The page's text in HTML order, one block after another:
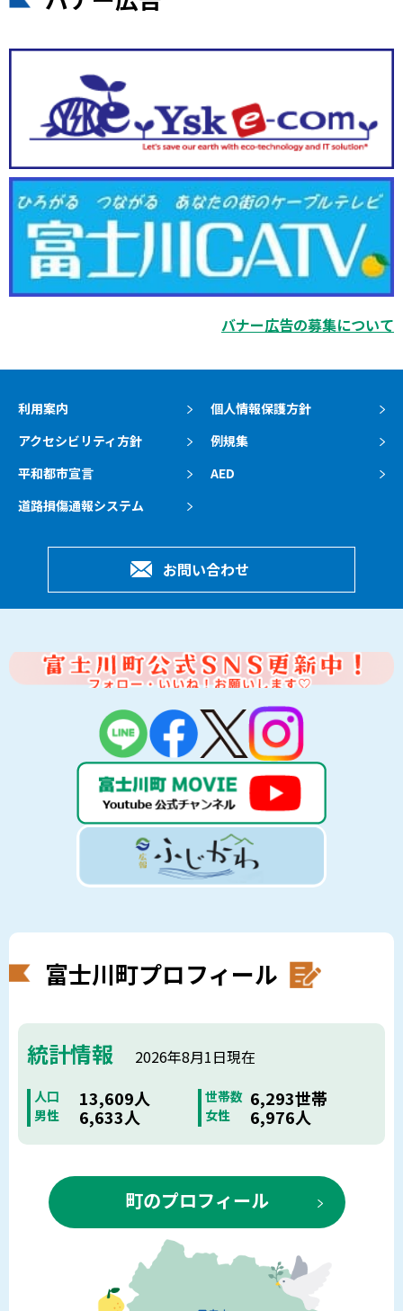
バナー広告の募集について
利用案内
個人情報保護方針
アクセシビリティ方針
例規集
平和都市宣言
AED
道路損傷通報システム
お問い合わせ
富士川町プロフィール
統計情報 2026年8月1日現在
人口 13,609人 世帯数 6,293世帯
男性 6,633人 女性 6,976人
町のプロフィール